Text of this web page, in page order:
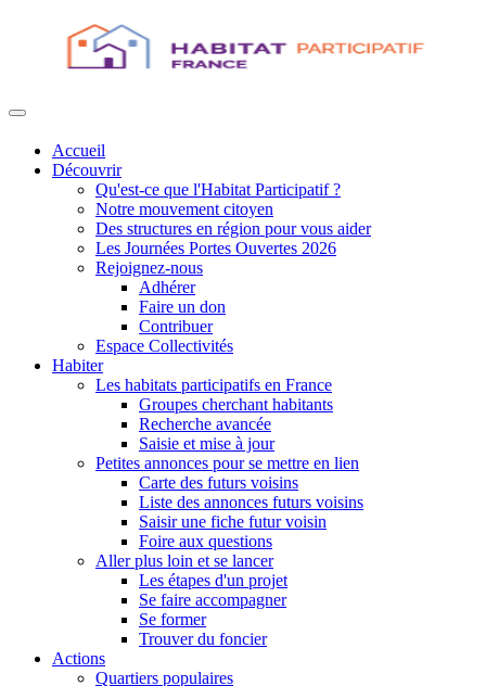
Accueil
Découvrir
Qu'est-ce que l'Habitat Participatif ?
Notre mouvement citoyen
Des structures en région pour vous aider
Les Journées Portes Ouvertes 2026
Rejoignez-nous
Adhérer
Faire un don
Contribuer
Espace Collectivités
Habiter
Les habitats participatifs en France
Groupes cherchant habitants
Recherche avancée
Saisie et mise à jour
Petites annonces pour se mettre en lien
Carte des futurs voisins
Liste des annonces futurs voisins
Saisir une fiche futur voisin
Foire aux questions
Aller plus loin et se lancer
Les étapes d'un projet
Se faire accompagner
Se former
Trouver du foncier
Actions
Quartiers populaires